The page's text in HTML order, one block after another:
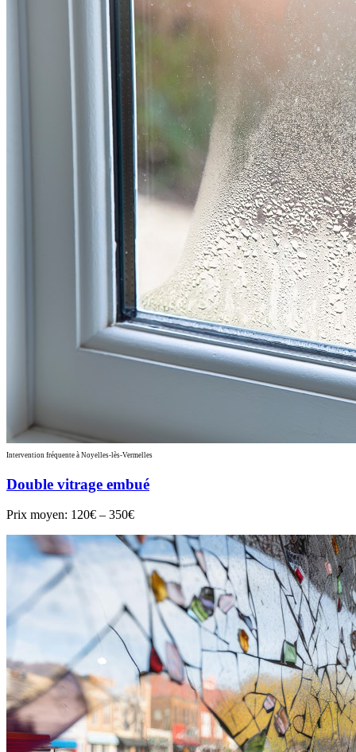
Intervention fréquente à Noyelles-lès-Vermelles
Double vitrage embué
Prix moyen: 120€ – 350€